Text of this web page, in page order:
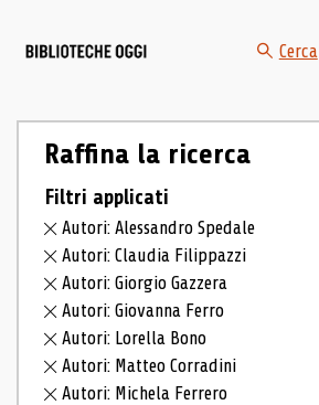
Cerca
Raffina la ricerca
Filtri applicati
Autori: Alessandro Spedale
Autori: Claudia Filippazzi
Autori: Giorgio Gazzera
Autori: Giovanna Ferro
Autori: Lorella Bono
Autori: Matteo Corradini
Autori: Michela Ferrero